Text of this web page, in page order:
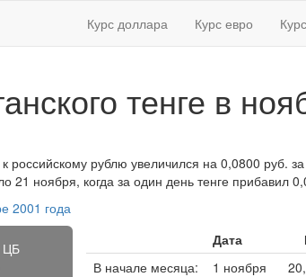
Курс доллара Курс евро
тенге в
российскому рублю увеличился на 0,0800 руб.
21 ноября, когда за один день тенге прибавил
2001 года
ЦБ
Дата
В начале месяца:
1 ноября